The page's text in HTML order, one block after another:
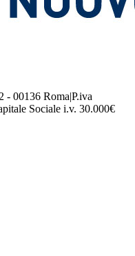
- 00136 Roma|P.iva
Sociale i.v. 30.000€